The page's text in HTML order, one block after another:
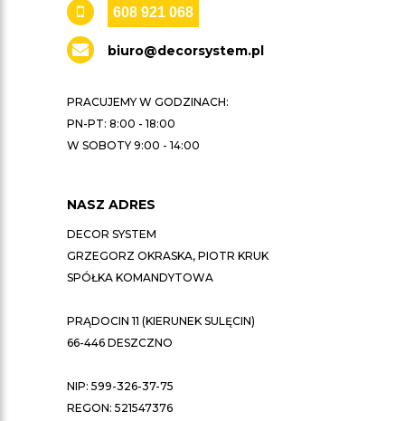
608 921 068
biuro@decorsystem.pl
PRACUJEMY W GODZINACH:
PN-PT: 8:00 - 18:00
W SOBOTY 9:00 - 14:00
NASZ ADRES
DECOR SYSTEM
GRZEGORZ OKRASKA, PIOTR KRUK
SPÓŁKA KOMANDYTOWA
PRĄDOCIN 11 (KIERUNEK SULĘCIN)
66-446 DESZCZNO
NIP: 599-326-37-75
REGON: 521547376